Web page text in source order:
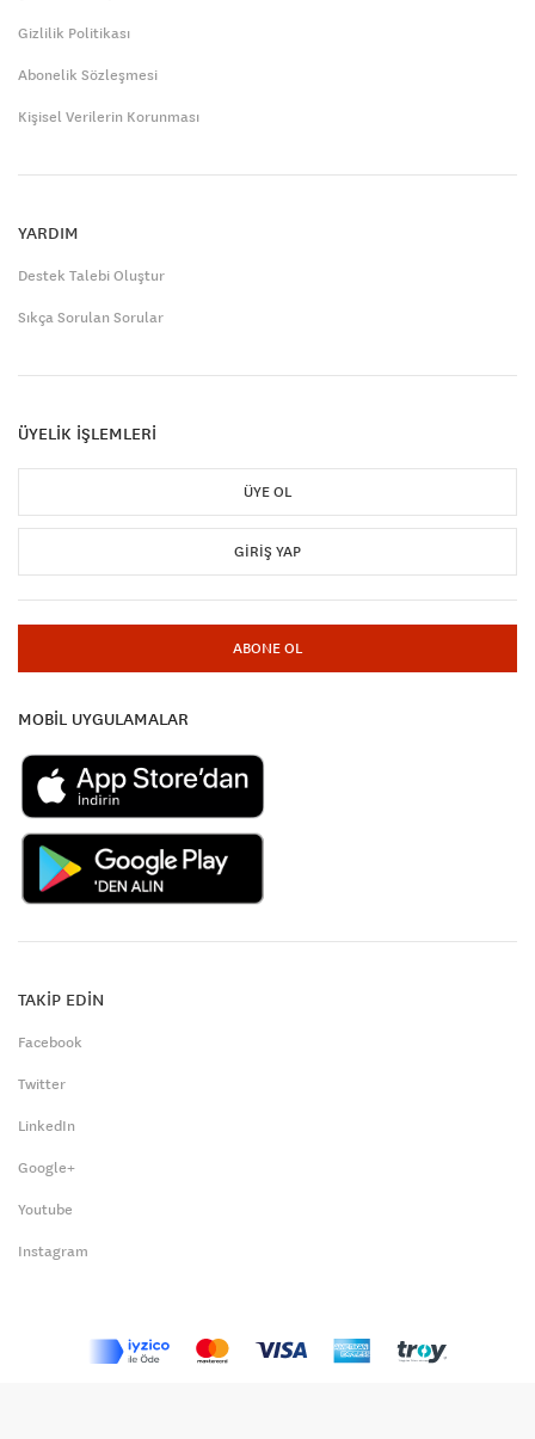
Gizlilik Politikası
Abonelik Sözleşmesi
Kişisel Verilerin Korunması
YARDIM
Destek Talebi Oluştur
Sıkça Sorulan Sorular
ÜYELİK İŞLEMLERİ
ÜYE OL
GIRIŞ YAP
ABONE OL
MOBİL UYGULAMALAR
TAKİP EDİN
Facebook
Twitter
LinkedIn
Google+
Youtube
Instagram